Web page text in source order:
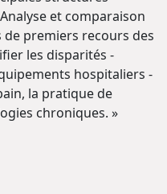
et comparaison
premiers recours des
les disparités -
hospitaliers -
la pratique de
chroniques. »